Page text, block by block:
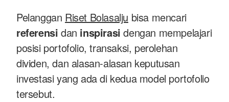
Pelanggan Riset Bolasalju bisa mencari
referensi dan inspirasi dengan mempelajari
posisi portofolio, transaksi, perolehan
dividen, dan alasan-alasan keputusan
investasi yang ada di kedua model portofolio
tersebut.